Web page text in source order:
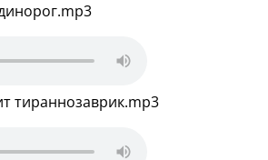
тираннозаврик.mp3